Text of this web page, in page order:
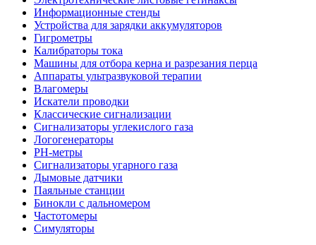
Информационные стенды
Устройства для зарядки аккумуляторов
Гигрометры
Калибраторы тока
Машины для отбора керна и разрезания перца
Аппараты ультразвуковой терапии
Влагомеры
Искатели проводки
Классические сигнализации
Сигнализаторы углекислого газа
Логогенераторы
PH-метры
Сигнализаторы угарного газа
Дымовые датчики
Паяльные станции
Бинокли с дальномером
Частотомеры
Симуляторы